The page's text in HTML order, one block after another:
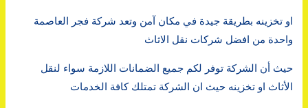
او تخزينه بطريقة جيدة في مكان آمن وتعد شركة فجر العاصمة
واحدة من افضل شركات نقل الاثاث
حيث أن الشركة توفر لكم جميع الضمانات اللازمة سواء لنقل
الأثاث او تخزينه حيث ان الشركة تمتلك كافة الخدمات